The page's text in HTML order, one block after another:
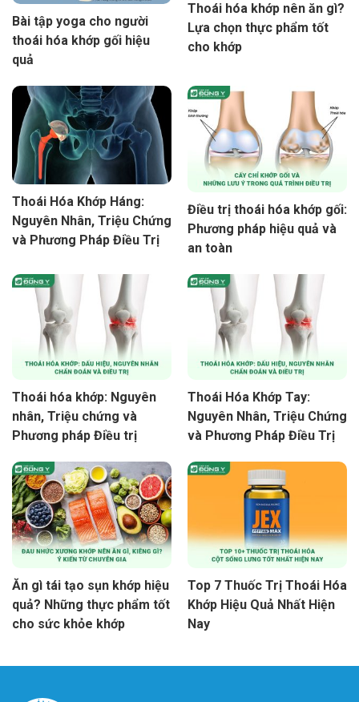
Bài tập yoga cho người
thoái hóa khớp gối hiệu
quả
Thoái hóa khớp nên ăn gì?
Lựa chọn thực phẩm tốt
cho khớp
Thoái Hóa Khớp Háng:
Nguyên Nhân, Triệu Chứng
và Phương Pháp Điều Trị
Điều trị thoái hóa khớp gối:
Phương pháp hiệu quả và
an toàn
Thoái hóa khớp: Nguyên
nhân, Triệu chứng và
Phương pháp Điều trị
Thoái Hóa Khớp Tay:
Nguyên Nhân, Triệu Chứng
và Phương Pháp Điều Trị
Ăn gì tái tạo sụn khớp hiệu
quả? Những thực phẩm tốt
cho sức khỏe khớp
Top 7 Thuốc Trị Thoái Hóa
Khớp Hiệu Quả Nhất Hiện
Nay